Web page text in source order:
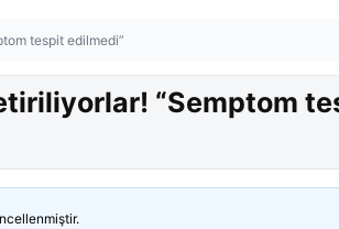
tespit edilmedi”
“Semptom